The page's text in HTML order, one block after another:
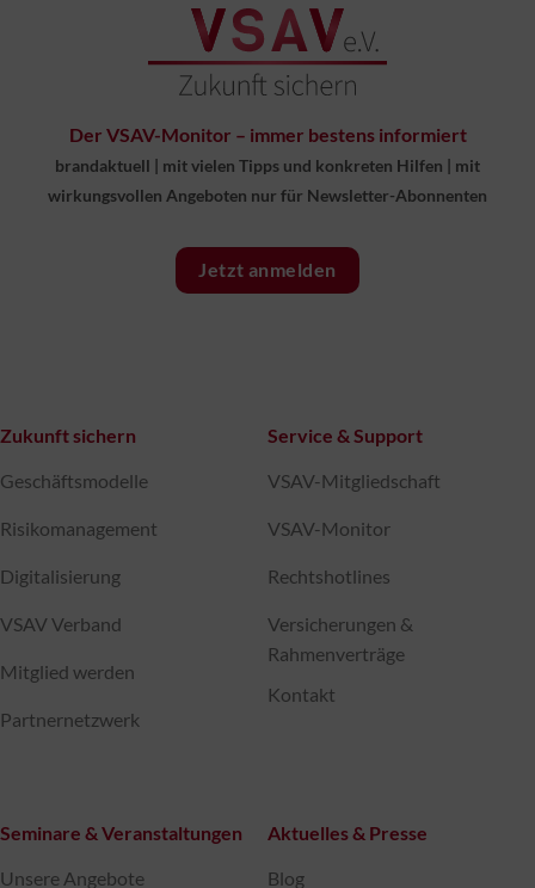
Der VSAV-Monitor – immer bestens informiert
brandaktuell | mit vielen Tipps und konkreten Hilfen | mit
wirkungsvollen Angeboten nur für Newsletter-Abonnenten
Jetzt anmelden
Zukunft sichern
Geschäftsmodelle
Risikomanagement
Digitalisierung
VSAV Verband
Mitglied werden
Partnernetzwerk
Service & Support
VSAV-Mitgliedschaft
VSAV-Monitor
Rechtshotlines
Versicherungen &
Rahmenverträge
Kontakt
Seminare & Veranstaltungen
Unsere Angebote
Aktuelles & Presse
Blog